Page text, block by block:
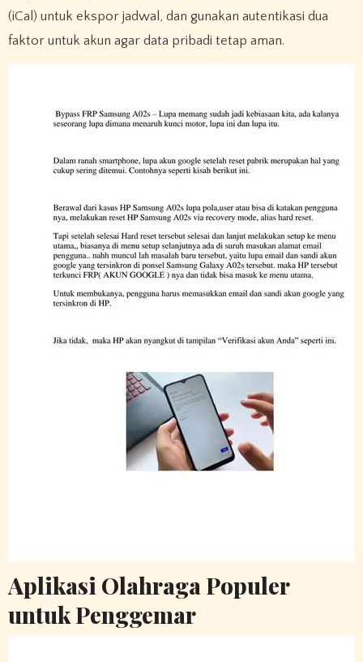
(iCal) untuk ekspor jadwal, dan gunakan autentikasi dua
faktor untuk akun agar data pribadi tetap aman.
Aplikasi Olahraga Populer
untuk Penggemar